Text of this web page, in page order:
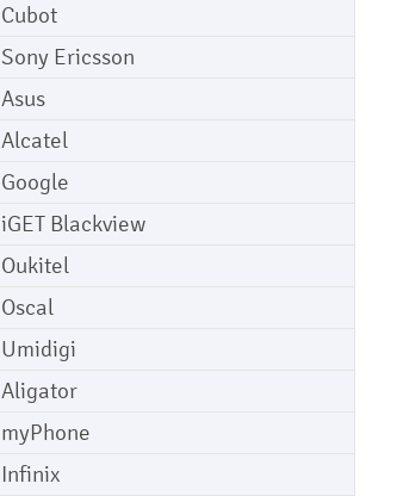
Cubot
Sony Ericsson
Asus
Alcatel
Google
iGET Blackview
Oukitel
Oscal
Umidigi
Aligator
myPhone
Infinix